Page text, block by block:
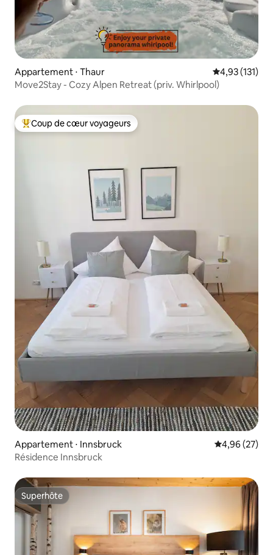
Appartement ⋅ Thaur Évaluation
4,93 (131)
Move2Stay - Cozy Alpen Retreat (priv. Whirlpool)
Coups de cœur voyageurs les plus appréciés
Coup de cœur voyageurs
Appartement ⋅ Innsbruck Évaluation
4,96 (27)
Résidence Innsbruck
Superhôte
Superhôte